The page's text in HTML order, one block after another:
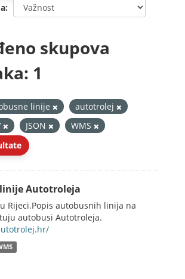
skupova
1
linije
autotrolej
JSON
WMS
Autotroleja
Rijeci.Popis autobusnih linija na
autobusi Autotroleja.